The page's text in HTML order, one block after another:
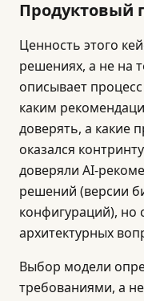
Продуктовый
Ценность этого
решениях, а не на
описывает
каким
доверять, а какие
оказался
доверяли AI-
решений (версии
конфигураций), но
архитектурных
Выбор модели
требованиями, а